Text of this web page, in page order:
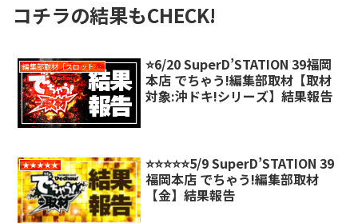
コチラの結果もCHECK!
編集部取材［スロット対象機種アリ］
⭐️6/20 SuperD’STATION 39福岡
本店 でちゃう!編集部取材【取材
対象:沖ドキ!シリーズ】結果報告
★★★★★
⭐️⭐️⭐️⭐️⭐️5/9 SuperD’STATION 39
福岡本店 でちゃう!編集部取材
【金】結果報告